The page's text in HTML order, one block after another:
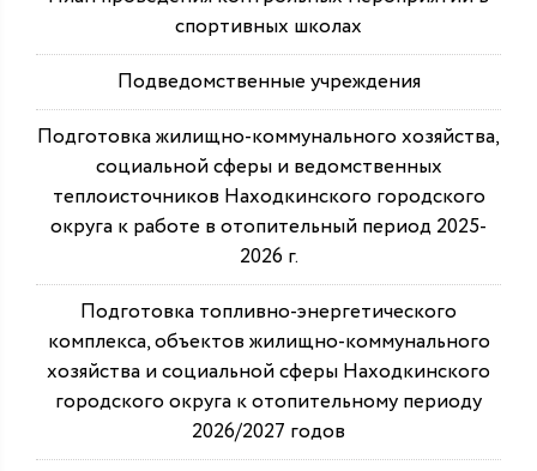
спортивных школах
Подведомственные учреждения
Подготовка жилищно-коммунального хозяйства,
социальной сферы и ведомственных
теплоисточников Находкинского городского
округа к работе в отопительный период 2025-
2026 г.
Подготовка топливно-энергетического
комплекса, объектов жилищно-коммунального
хозяйства и социальной сферы Находкинского
городского округа к отопительному периоду
2026/2027 годов